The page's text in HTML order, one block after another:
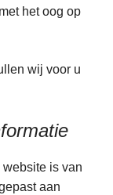
het oog op
wij voor u
is van
aan